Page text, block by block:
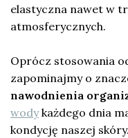
elastyczna nawet w
atmosferycznych.
Oprócz stosowania
zapominajmy o
nawodnienia
wodykażdego dnia
kondycję naszej